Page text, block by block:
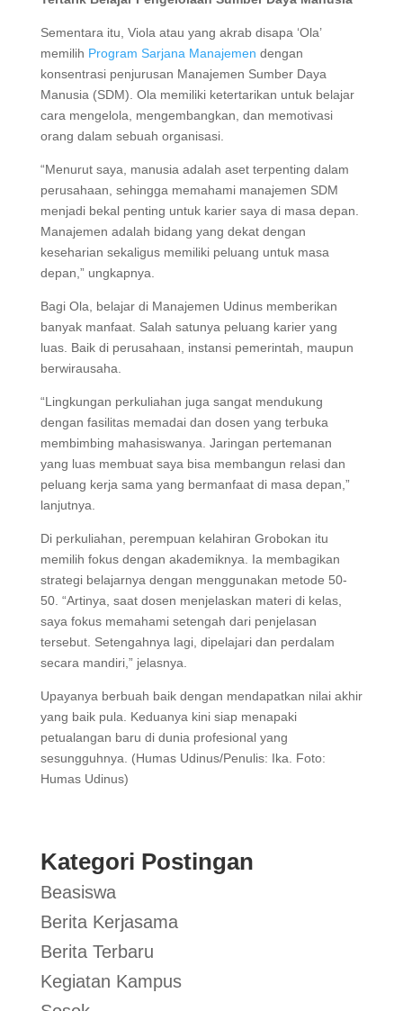
Sementara itu, Viola atau yang akrab disapa ‘Ola’
memilih Program Sarjana Manajemen dengan
konsentrasi penjurusan Manajemen Sumber Daya
Manusia (SDM). Ola memiliki ketertarikan untuk belajar
cara mengelola, mengembangkan, dan memotivasi
orang dalam sebuah organisasi.
“Menurut saya, manusia adalah aset terpenting dalam
perusahaan, sehingga memahami manajemen SDM
menjadi bekal penting untuk karier saya di masa depan.
Manajemen adalah bidang yang dekat dengan
keseharian sekaligus memiliki peluang untuk masa
depan,” ungkapnya.
Bagi Ola, belajar di Manajemen Udinus memberikan
banyak manfaat. Salah satunya peluang karier yang
luas. Baik di perusahaan, instansi pemerintah, maupun
berwirausaha.
“Lingkungan perkuliahan juga sangat mendukung
dengan fasilitas memadai dan dosen yang terbuka
membimbing mahasiswanya. Jaringan pertemanan
yang luas membuat saya bisa membangun relasi dan
peluang kerja sama yang bermanfaat di masa depan,”
lanjutnya.
Di perkuliahan, perempuan kelahiran Grobokan itu
memilih fokus dengan akademiknya. Ia membagikan
strategi belajarnya dengan menggunakan metode 50-
50. “Artinya, saat dosen menjelaskan materi di kelas,
saya fokus memahami setengah dari penjelasan
tersebut. Setengahnya lagi, dipelajari dan perdalam
secara mandiri,” jelasnya.
Upayanya berbuah baik dengan mendapatkan nilai akhir
yang baik pula. Keduanya kini siap menapaki
petualangan baru di dunia profesional yang
sesungguhnya. (Humas Udinus/Penulis: Ika. Foto:
Humas Udinus)
Kategori Postingan
Beasiswa
Berita Kerjasama
Berita Terbaru
Kegiatan Kampus